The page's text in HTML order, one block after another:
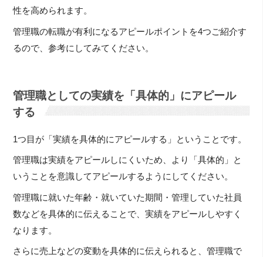
性を高められます。
管理職の転職が有利になるアピールポイントを4つご紹介す
るので、参考にしてみてください。
管理職としての実績を「具体的」にアピール
する
1つ目が「実績を具体的にアピールする」ということです。
管理職は実績をアピールしにくいため、より「具体的」と
いうことを意識してアピールするようにしてください。
管理職に就いた年齢・就いていた期間・管理していた社員
数などを具体的に伝えることで、実績をアピールしやすく
なります。
さらに売上などの変動を具体的に伝えられると、管理職で